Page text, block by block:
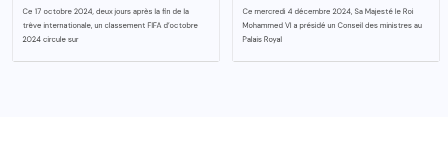
Ce 17 octobre 2024, deux jours après la fin de la
trêve internationale, un classement FIFA d’octobre
2024 circule sur
Ce mercredi 4 décembre 2024, Sa Majesté le Roi
Mohammed VI a présidé un Conseil des ministres au
Palais Royal